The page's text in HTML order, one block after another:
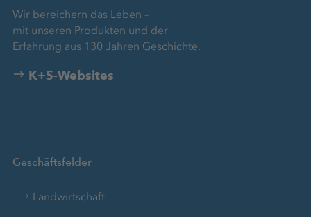
Wir bereichern das Leben –
mit unseren Produkten und der
Erfahrung aus 130 Jahren Geschichte.
K+S-Websites
Geschäftsfelder
Landwirtschaft